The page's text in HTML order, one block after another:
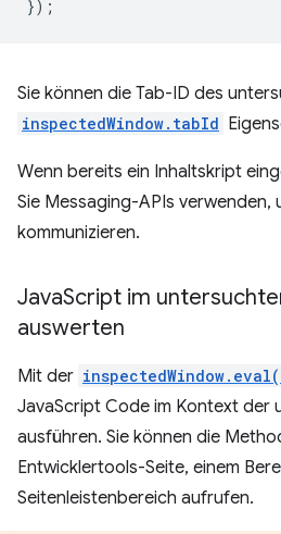
});
Sie können die Tab-ID des
inspectedWindow.tabId
Wenn bereits ein Inhaltskript
Sie Messaging-APIs verwenden,
kommunizieren.
JavaScript im
auswerten
Mit der
JavaScript Code im Kontext der
ausführen. Sie können die
Entwicklertools-Seite, einem
Seitenleistenbereich aufrufen.